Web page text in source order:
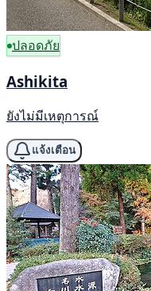
ปลอดภัย
Ashikita
ยังไม่มีเหตุการณ์
แจ้งเตือน